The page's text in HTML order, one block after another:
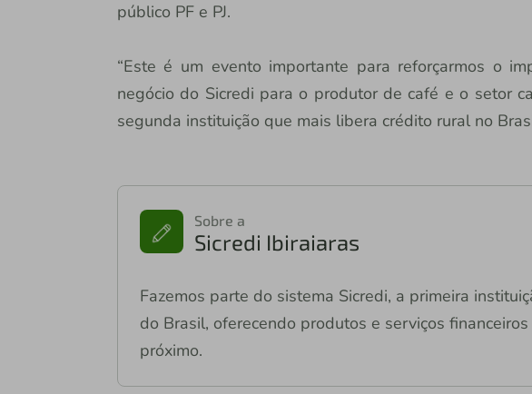
público PF e PJ.
“Este é um evento importante para reforçarmos o
negócio do Sicredi para o produtor de café e o setor
segunda instituição que mais libera crédito rural no
Sobre a
Sicredi Ibiraiaras
Fazemos parte do sistema Sicredi, a primeira
do Brasil, oferecendo produtos e serviços
próximo.